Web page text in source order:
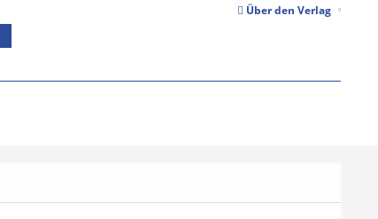
Über den Verlag